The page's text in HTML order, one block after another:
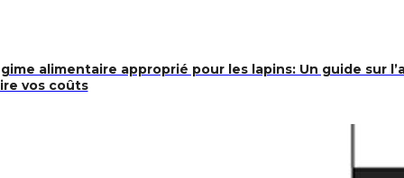
alimentaire approprié pour les lapins: Un guide sur
vos coûts